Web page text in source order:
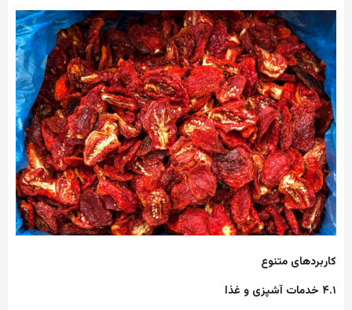
کاربردهای متنوع
۴.۱ خدمات آشپزی و غذا